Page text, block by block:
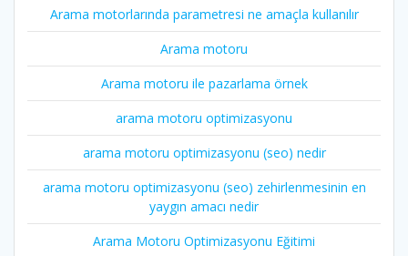
Arama motorlarında parametresi ne amaçla kullanılır
Arama motoru
Arama motoru ile pazarlama örnek
arama motoru optimizasyonu
arama motoru optimizasyonu (seo) nedir
arama motoru optimizasyonu (seo) zehirlenmesinin en
yaygın amacı nedir
Arama Motoru Optimizasyonu Eğitimi